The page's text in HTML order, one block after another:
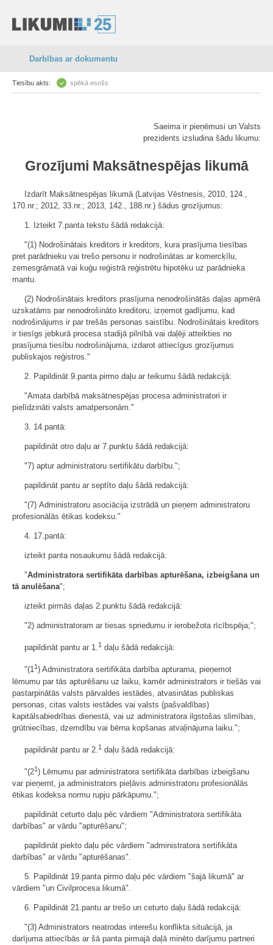
Darbības ar dokumentu
Tiesību akts: spēkā esošs
Saeima ir pieņēmusi un Valsts
prezidents izsludina šādu likumu:
Grozījumi Maksātnespējas likumā
Izdarīt Maksātnespējas likumā (Latvijas Vēstnesis, 2010, 124.,
170.nr.; 2012, 33.nr.; 2013, 142., 188.nr.) šādus grozījumus:
1. Izteikt 7.panta tekstu šādā redakcijā:
"(1) Nodrošinātais kreditors ir kreditors, kura prasījuma tiesības
pret parādnieku vai trešo personu ir nodrošinātas ar komercķīlu,
zemesgrāmatā vai kuģu reģistrā reģistrētu hipotēku uz parādnieka
mantu.
(2) Nodrošinātais kreditors prasījuma nenodrošinātās daļas apmērā
uzskatāms par nenodrošināto kreditoru, izņemot gadījumu, kad
nodrošinājums ir par trešās personas saistību. Nodrošinātais kreditors
ir tiesīgs jebkurā procesa stadijā pilnībā vai daļēji atteikties no
prasījuma tiesību nodrošinājuma, izdarot attiecīgus grozījumus
publiskajos reģistros."
2. Papildināt 9.panta pirmo daļu ar teikumu šādā redakcijā:
"Amata darbībā maksātnespējas procesa administratori ir
pielīdzināti valsts amatpersonām."
3. 14.pantā:
papildināt otro daļu ar 7.punktu šādā redakcijā:
"7) aptur administratoru sertifikātu darbību.";
papildināt pantu ar septīto daļu šādā redakcijā:
"(7) Administratoru asociācija izstrādā un pieņem administratoru
profesionālās ētikas kodeksu."
4. 17.pantā:
izteikt panta nosaukumu šādā redakcijā:
"Administratora sertifikāta darbības apturēšana, izbeigšana un
tā anulēšana";
izteikt pirmās daļas 2.punktu šādā redakcijā:
"2) administratoram ar tiesas spriedumu ir ierobežota rīcībspēja;";
papildināt pantu ar 1.1 daļu šādā redakcijā:
"(11 ) Administratora sertifikāta darbība apturama, pieņemot
lēmumu par tās apturēšanu uz laiku, kamēr administrators ir tiešās vai
pastarpinātās valsts pārvaldes iestādes, atvasinātas publiskas
personas, citas valsts iestādes vai valsts (pašvaldības)
kapitālsabiedrības dienestā, vai uz administratora ilgstošas slimības,
grūtniecības, dzemdību vai bērna kopšanas atvaļinājuma laiku.";
papildināt pantu ar 2. 1 daļu šādā redakcijā:
"(21) Lēmumu par administratora sertifikāta darbības izbeigšanu
var pieņemt, ja administrators pieļāvis administratoru profesionālās
ētikas kodeksa normu rupju pārkāpumu.";
papildināt ceturto daļu pēc vārdiem "Administratora sertifikāta
darbības" ar vārdu "apturēšanu";
papildināt piekto daļu pēc vārdiem "administratora sertifikāta
darbības" ar vārdu "apturēšanas".
5. Papildināt 19.panta pirmo daļu pēc vārdiem "šajā likumā" ar
vārdiem "un Civilprocesa likumā".
6. Papildināt 21.pantu ar trešo un ceturto daļu šādā redakcijā:
"(3) Administrators neatrodas interešu konflikta situācijā, ja
darījuma attiecībās ar šā panta pirmajā daļā minēto darījumu partneri